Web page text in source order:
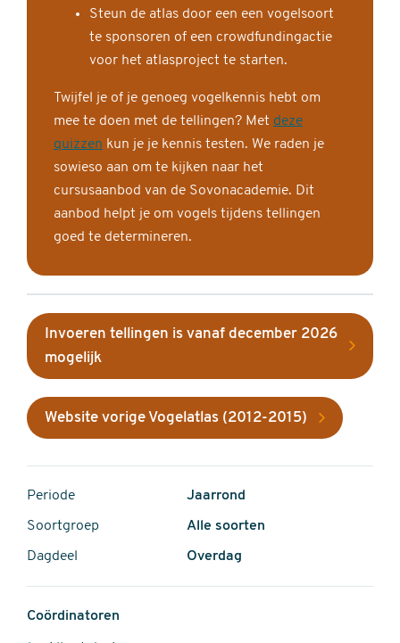
Steun de atlas door een een vogelsoort
te sponsoren of een crowdfundingactie
voor het atlasproject te starten.
Twijfel je of je genoeg vogelkennis hebt om
mee te doen met de tellingen? Met deze
quizzen kun je je kennis testen. We raden je
sowieso aan om te kijken naar het
cursusaanbod van de Sovonacademie. Dit
aanbod helpt je om vogels tijdens tellingen
goed te determineren.
Invoeren tellingen is vanaf december 2026
mogelijk
Website vorige Vogelatlas (2012-2015)
Periode Jaarrond
Soortgroep Alle soorten
Dagdeel Overdag
Coördinatoren